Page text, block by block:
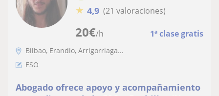
20€/h 1ª clase gratis
★ 4,9 (21 valoraciones)
Bilbao, Erandio, Arrigorriaga...
ESO
Abogado ofrece apoyo y acompañamiento